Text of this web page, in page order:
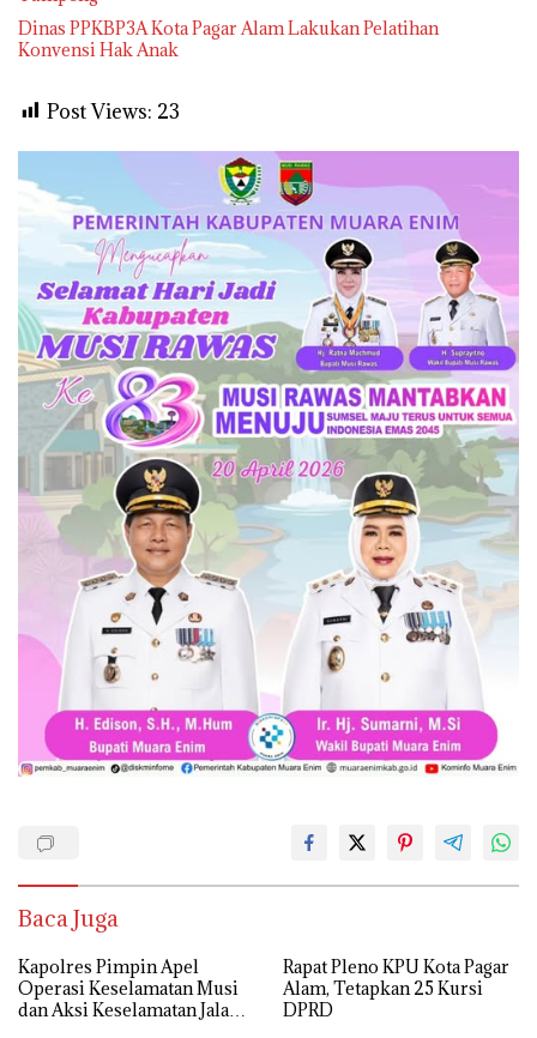
Dinas PPKBP3A Kota Pagar Alam Lakukan Pelatihan
Konvensi Hak Anak
Post Views: 23
Baca Juga
Kapolres Pimpin Apel
Operasi Keselamatan Musi
dan Aksi Keselamatan Jalan
Rapat Pleno KPU Kota Pagar
Alam, Tetapkan 25 Kursi
DPRD